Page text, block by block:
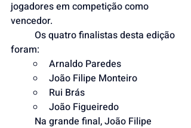
jogadores em competição como
vencedor.
foram:
Arnaldo Paredes
João Filipe Monteiro
Rui Brás
João Figueiredo